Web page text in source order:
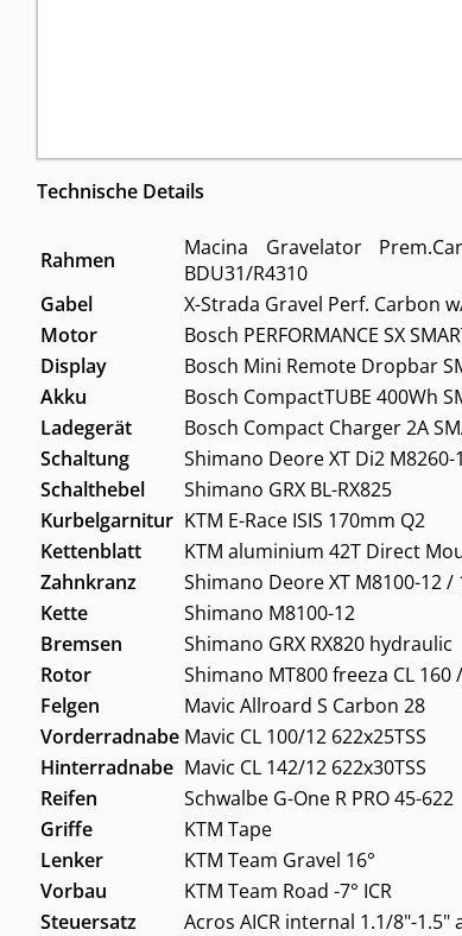
Technische Details
Rahmen
Macina Gravelator
BDU31/R4310
Gabel
X-Strada Gravel Perf. Carbon
Motor
Bosch PERFORMANCE SX
Display
Bosch Mini Remote Dropbar
Akku
Bosch CompactTUBE 400Wh
Ladegerät
Bosch Compact Charger 2A
Schaltung
Shimano Deore XT Di2 M8260-
Schalthebel
Shimano GRX BL-RX825
Kurbelgarnitur KTM E-Race ISIS 170mm Q2
Kettenblatt
KTM aluminium 42T Direct
Zahnkranz
Shimano Deore XT M8100-12 /
Kette
Shimano M8100-12
Bremsen
Shimano GRX RX820 hydraulic
Rotor
Shimano MT800 freeza CL 160
Felgen
Mavic Allroard S Carbon 28
Vorderradnabe Mavic CL 100/12 622x25TSS
Hinterradnabe Mavic CL 142/12 622x30TSS
Reifen
Schwalbe G-One R PRO 45-622
Griffe
KTM Tape
Lenker
KTM Team Gravel 16°
Vorbau
KTM Team Road -7° ICR
Steuersatz
Acros AICR internal 1.1/8"-1.5"